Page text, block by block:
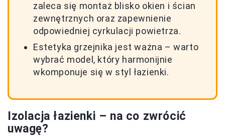
zaleca się montaż blisko okien i ścian
zewnętrznych oraz zapewnienie
odpowiedniej cyrkulacji powietrza.
Estetyka grzejnika jest ważna – warto
wybrać model, który harmonijnie
wkomponuje się w styl łazienki.
Izolacja łazienki – na co zwrócić
uwagę?